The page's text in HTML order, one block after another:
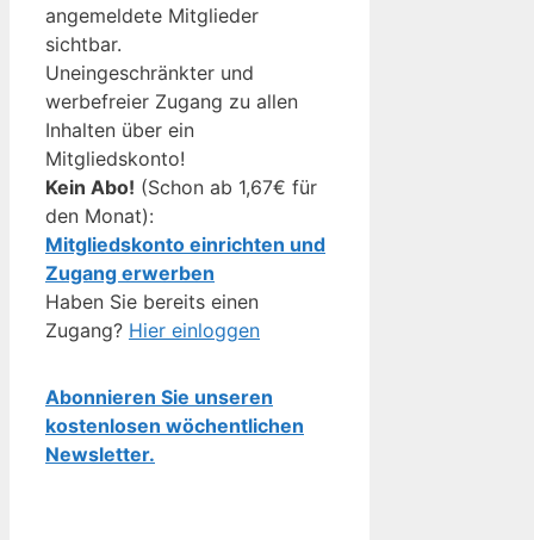
angemeldete Mitglieder
sichtbar.
Uneingeschränkter und
werbefreier Zugang zu allen
Inhalten über ein
Mitgliedskonto!
Kein Abo! (Schon ab 1,67€ für
den Monat):
Mitgliedskonto einrichten und
Zugang erwerben
Haben Sie bereits einen
Zugang? Hier einloggen
Abonnieren Sie unseren
kostenlosen wöchentlichen
Newsletter.